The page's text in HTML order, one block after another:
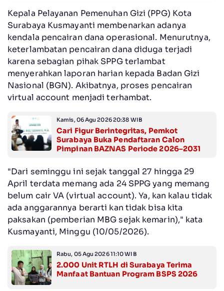
Kepala Pelayanan Pemenuhan Gizi (PPG) Kota
Surabaya Kusmayanti membenarkan adanya
kendala pencairan dana operasional. Menurutnya,
keterlambatan pencairan dana diduga terjadi
karena sebagian pihak SPPG terlambat
menyerahkan laporan harian kepada Badan Gizi
Nasional (BGN). Akibatnya, proses pencairan
virtual account menjadi terhambat.
Kamis, 06 Agu 2026 20:38 WIB
Cari Figur Berintegritas, Pemkot
Surabaya Buka Pendaftaran Calon
Pimpinan BAZNAS Periode 2026–2031
"Dari seminggu ini sejak tanggal 27 hingga 29
April terdata memang ada 24 SPPG yang memang
belum cair VA (virtual account). Ya, kan kalau tidak
ada anggarannya berarti kan tidak bisa kita
paksakan (pemberian MBG sejak kemarin)," kata
Kusmayanti, Minggu (10/05/2026).
Rabu, 05 Agu 2026 11:10 WIB
2.000 Unit RTLH di Surabaya Terima
Manfaat Bantuan Program BSPS 2026